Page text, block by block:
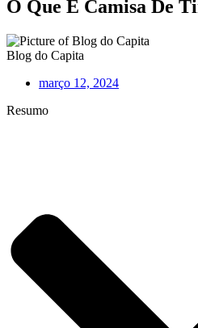
O Que É Camisa De
Blog do Capita
março 12, 2024
Resumo